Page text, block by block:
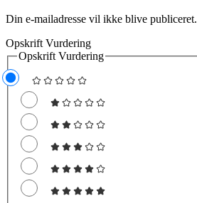
Din e-mailadresse vil ikke blive publiceret.
Opskrift Vurdering
Opskrift Vurdering